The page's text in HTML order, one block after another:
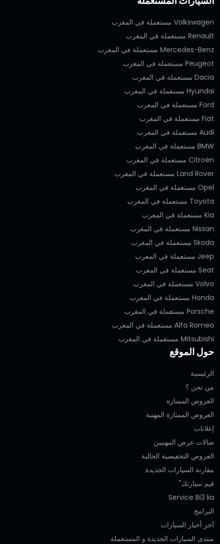
Volkswagen مستعملة في المغرب
Renault مستعملة في المغرب
Mercedes-Benz مستعملة في المغرب
Peugeot مستعملة في المغرب
Dacia مستعملة في المغرب
Hyundai مستعملة في المغرب
Ford مستعملة في المغرب
Fiat مستعملة في المغرب
Audi مستعملة في المغرب
BMW مستعملة في المغرب
Citroën مستعملة في المغرب
Land Rover مستعملة في المغرب
Opel مستعملة في المغرب
Toyota مستعملة في المغرب
Kia مستعملة في المغرب
Nissan مستعملة في المغرب
Skoda مستعملة في المغرب
Jeep مستعملة في المغرب
Seat مستعملة في المغرب
Volvo مستعملة في المغرب
Honda مستعملة في المغرب
Porsche مستعملة في المغرب
Alfa Romeo مستعملة في المغرب
Mitsubishi مستعملة في المغرب
حول الموقع
الرئيسية
من نحن ؟
العروض الممتازة
العروض الممتازة المهنية‎
إعلانات
صالات عرض المهنيين
العروض التخفيضية الحالية
مقارنة السيارات الجديدة
قيم سيارتك"
Service Bi3 lia
البرامج
آخر أخبار السيارات
منتدى السيارات الجديدة و المستعملة